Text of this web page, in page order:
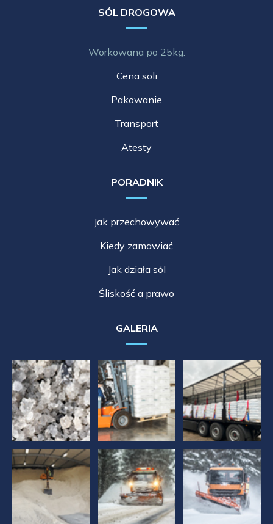
SÓL DROGOWA
Workowana po 25kg.
Cena soli
Pakowanie
Transport
Atesty
PORADNIK
Jak przechowywać
Kiedy zamawiać
Jak działa sól
Śliskość a prawo
GALERIA